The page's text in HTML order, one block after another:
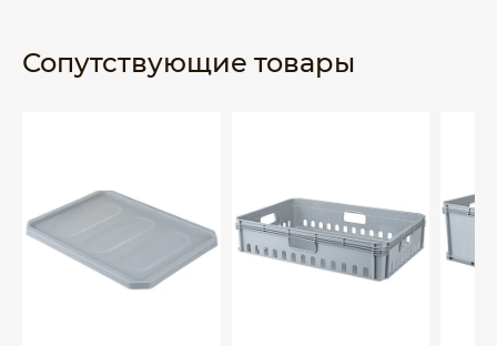
Сопутствующие товары